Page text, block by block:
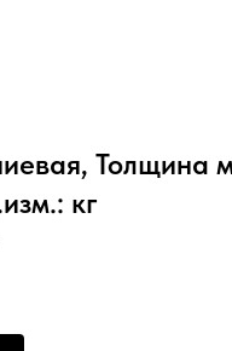
Толщина
кг